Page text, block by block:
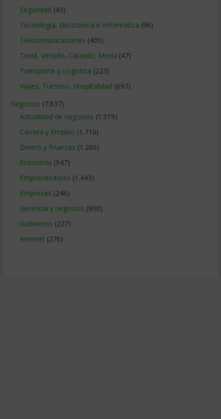
Seguridad (43)
Tecnologia, Electronica e Informatica (96)
Telecomunicaciones (405)
Textil, Vestido, Calzado, Moda (47)
Transporte y Logistica (223)
Viajes, Turismo, Hospitalidad (697)
Negocios (7.837)
Actualidad de negocios (1.519)
Carrera y Empleo (1.710)
Dinero y finanzas (1.260)
Economía (947)
Emprendedores (1.443)
Empresas (246)
Gerencia y negocios (900)
Gobiernos (227)
Internet (276)